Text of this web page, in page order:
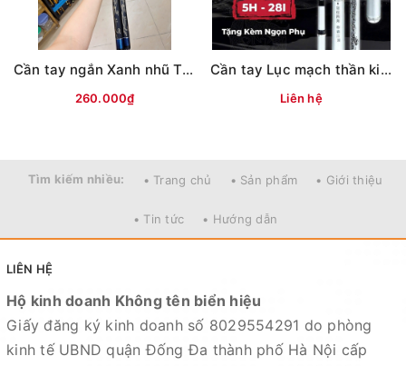
Cần tay ngắn Xanh nhũ Tím, Đen( KPZD)
260.000₫
Cần tay Lục mạch thần kiếm (Bạc) 3TT
Liên hệ
Tìm kiếm nhiều: • Trang chủ • Sản phẩm • Giới thiệu
• Tin tức • Hướng dẫn
LIÊN HỆ
Hộ kinh doanh Không tên biển hiệu
Giấy đăng ký kinh doanh số 8029554291 do phòng
kinh tế UBND quận Đống Đa thành phố Hà Nội cấp